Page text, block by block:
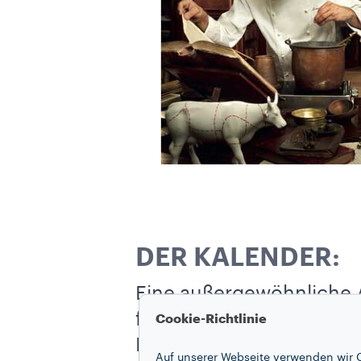
DER KALENDER:
Eine
filmischen Vision, eine
Cookie-Richtlinie
Auf unserer Webseite verwenden